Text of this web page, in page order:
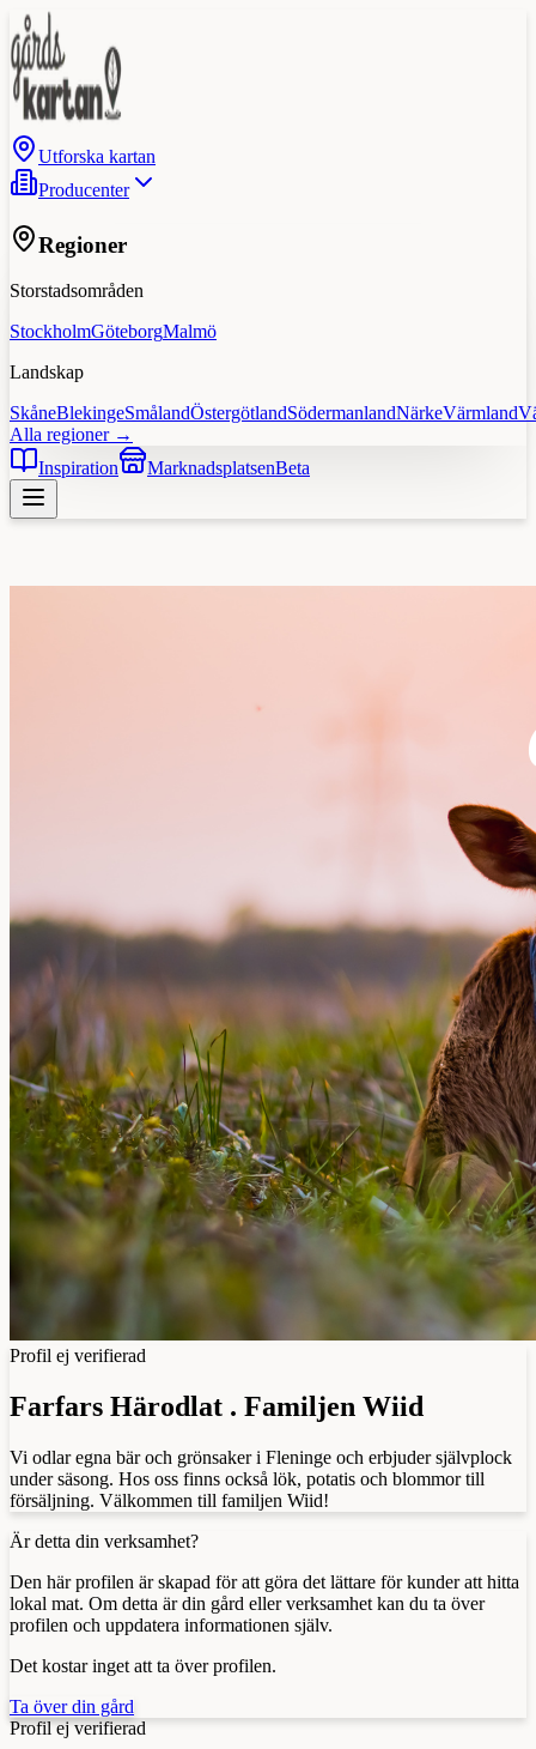
Utforska kartan
Producenter
Regioner
Storstadsområden
StockholmGöteborgMalmö
Landskap
SkåneBlekingeSmålandÖstergötlandSödermanlandNärkeVärmland
Alla regioner →
Inspiration
MarknadsplatsenBeta
Profil ej verifierad
Farfars Härodlat . Familjen Wiid
Vi odlar egna bär och grönsaker i Fleninge och erbjuder självplock
under säsong. Hos oss finns också lök, potatis och blommor till
försäljning. Välkommen till familjen Wiid!
Är detta din verksamhet?
Den här profilen är skapad för att göra det lättare för kunder att hitta
lokal mat. Om detta är din gård eller verksamhet kan du ta över
profilen och uppdatera informationen själv.
Det kostar inget att ta över profilen.
Ta över din gård
Profil ej verifierad